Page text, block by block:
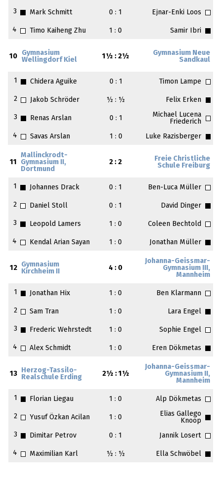
3 Mark Schmitt 0 : 1 Ejnar-Enki Loos
4 Timo Kaiheng Zhu 1 : 0 Samir Ibri
10
Gymnasium
Wellingdorf Kiel
1½ : 2½
Gymnasium Neue
Sandkaul
1 Chidera Aguike 0 : 1 Timon Lampe
2 Jakob Schröder ½ : ½ Felix Erken
3 Renas Arslan 0 : 1
Michael Lucena
Friederich
4
Savas Arslan 1 : 0 Luke Razisberger
11
Mallinckrodt-
Gymnasium II,
Dortmund
2 : 2
Freie Christliche
Schule Freiburg
1 Johannes Drack 0 : 1 Ben-Luca Müller
2 Daniel Stoll 0 : 1 David Dinger
3 Leopold Lamers 1 : 0 Coleen Bechtold
4 Kendal Arian Sayan 1 : 0 Jonathan Müller
12
Gymnasium
Kirchheim II
4 : 0
Johanna-Geissmar-
Gymnasium III,
Mannheim
1 Jonathan Hix 1 : 0 Ben Klarmann
2 Sam Tran 1 : 0 Lara Engel
3 Frederic Wehrstedt 1 : 0 Sophie Engel
4 Alex Schmidt 1 : 0 Eren Dökmetas
13
Herzog-Tassilo-
Realschule Erding
2½ : 1½
Johanna-Geissmar-
Gymnasium II,
Mannheim
1 Florian Liegau 1 : 0 Alp Dökmetas
2 Yusuf Özkan Acilan 1 : 0
Elias Gallego
Knoop
3
Dimitar Petrov 0 : 1 Jannik Losert
4 Maximilian Karl ½ : ½ Ella Schwöbel